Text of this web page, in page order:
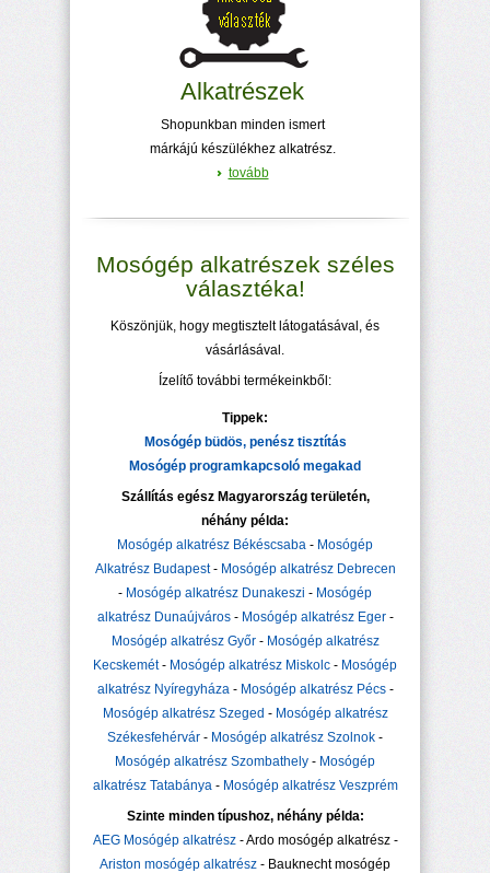
Alkatrészek
Shopunkban minden ismert
márkájú készülékhez alkatrész.
tovább
Mosógép alkatrészek széles
választéka!
Köszönjük, hogy megtisztelt látogatásával, és
vásárlásával.
Ízelítő további termékeinkből:
Tippek:
Mosógép büdös, penész tisztítás
Mosógép programkapcsoló megakad
Szállítás egész Magyarország területén,
néhány példa:
Mosógép alkatrész Békéscsaba - Mosógép
Alkatrész Budapest- Mosógép alkatrész Debrecen
- Mosógép alkatrész Dunakeszi - Mosógép
alkatrész Dunaújváros- Mosógép alkatrész Eger-
Mosógép alkatrész Győr- Mosógép alkatrész
Kecskemét- Mosógép alkatrész Miskolc - Mosógép
alkatrész Nyíregyháza- Mosógép alkatrész Pécs-
Mosógép alkatrész Szeged - Mosógép alkatrész
Székesfehérvár - Mosógép alkatrész Szolnok -
Mosógép alkatrész Szombathely - Mosógép
alkatrész Tatabánya- Mosógép alkatrész Veszprém
Szinte minden típushoz, néhány példa:
AEG Mosógép alkatrész- Ardo mosógép alkatrész -
Ariston mosógép alkatrész - Bauknecht mosógép